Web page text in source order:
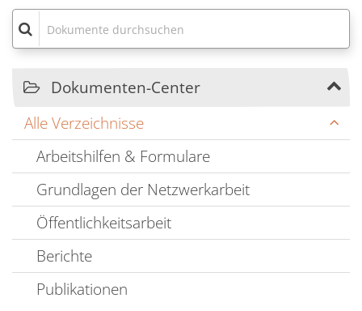
Dokumente durchsuchen
Dokumenten-Center
Alle Verzeichnisse
Arbeitshilfen & Formulare
Grundlagen der Netzwerkarbeit
Öffentlichkeitsarbeit
Berichte
Publikationen